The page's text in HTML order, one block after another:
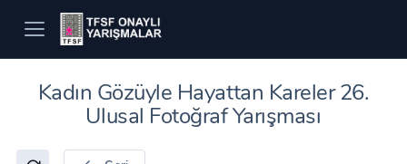
Kadın Gözüyle Hayattan Kareler 26.
Ulusal Fotoğraf Yarışması